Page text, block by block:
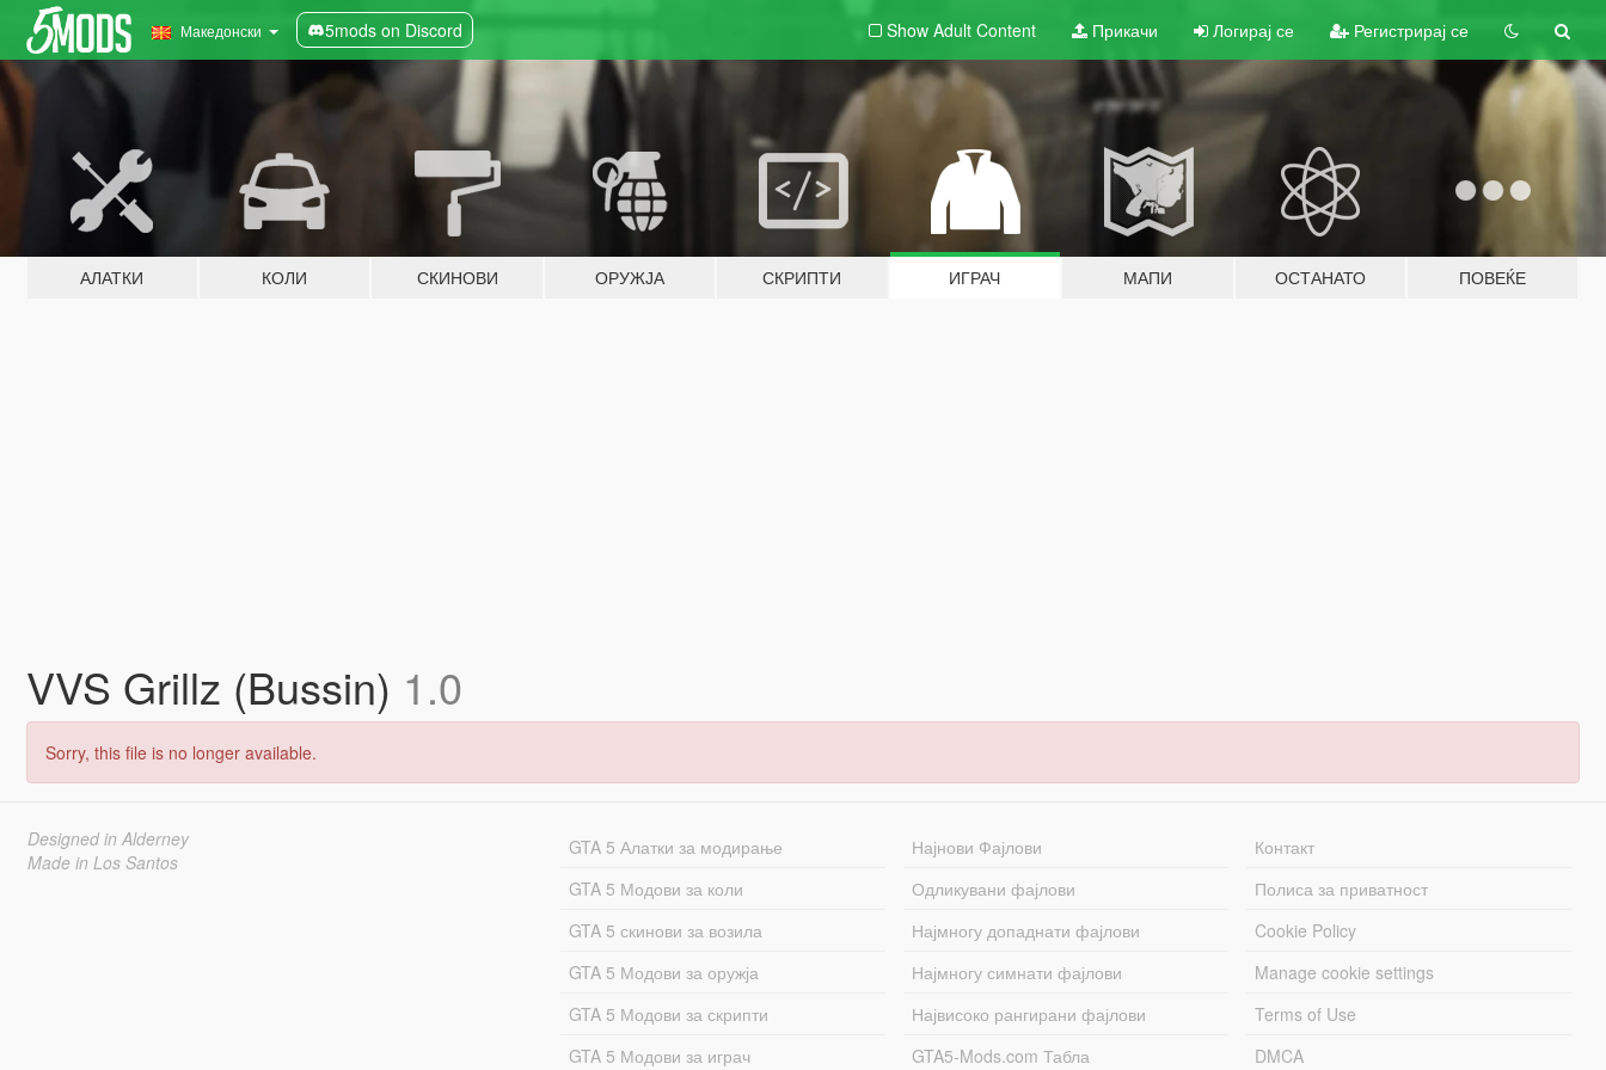
Македонски 5mods on Discord Show Adult Content Прикачи Логирај се Регистрирај се
АЛАТКИ КОЛИ СКИНОВИ ОРУЖЈА СКРИПТИ ИГРАЧ МАПИ ОСТАНАТО ПОВЕЌЕ
VVS Grillz (Bussin) 1.0
Sorry, this file is no longer available.
Designed in Alderney
Made in Los Santos
GTA 5 Алатки за модирање
GTA 5 Модови за коли
GTA 5 скинови за возила
GTA 5 Модови за оружја
GTA 5 Модови за скрипти
GTA 5 Модови за играч
Најнови Фајлови
Одликувани фајлови
Најмногу допаднати фајлови
Најмногу симнати фајлови
Највисоко рангирани фајлови
GTA5-Mods.com Табла
Контакт
Полиса за приватност
Cookie Policy
Manage cookie settings
Terms of Use
DMCA